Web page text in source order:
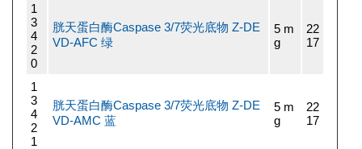
1
3
4
2
0
胱天蛋白酶Caspase 3/7荧光底物 Z-DE
VD-AFC 绿
5 m
g
22
17
1
3
4
2
1
胱天蛋白酶Caspase 3/7荧光底物 Z-DE
VD-AMC 蓝
5 m
g
22
17